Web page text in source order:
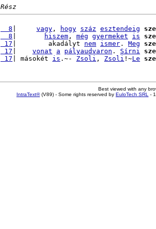
Rész
  8
vagy , hogy száz esztendeig
  8
hiszem , még gyermeket is
17 |        akadályt nem ismer . Meg
17 vonat a pályaudvaron . Sírni
17 | másokét is .~- Zsoli , Zsoli !~Le
Best viewed with any
IntraText®(V89) - Some rights reserved by EuloTech SRL -